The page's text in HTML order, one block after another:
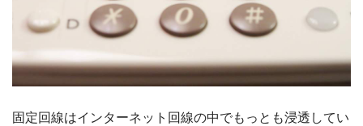
固定回線はインターネット回線の中でもっとも浸透してい